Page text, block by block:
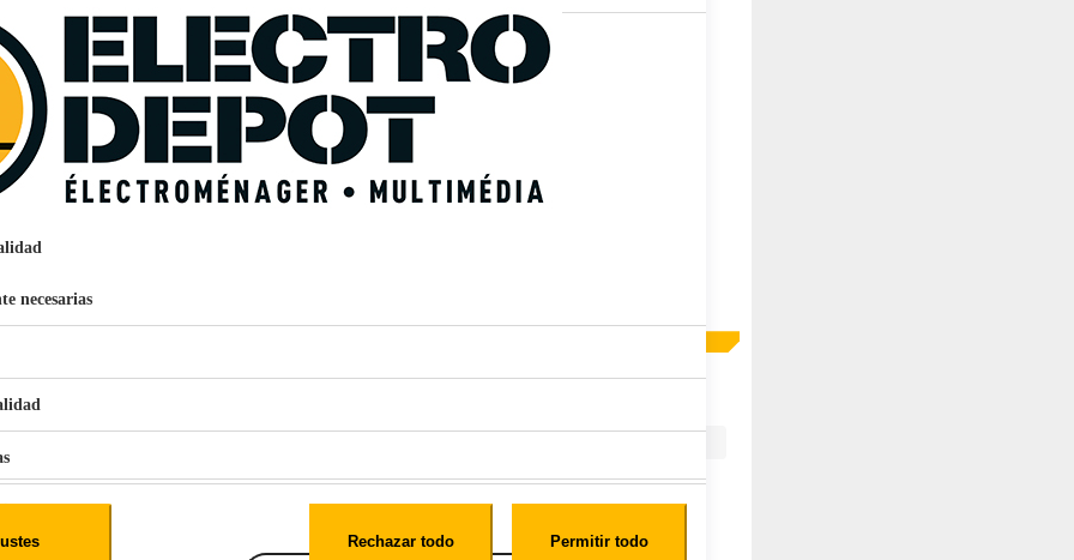
EcoTank EPSON ET-2861
vidrio templado
Iphone Xr
Transparente
100% PRECIOS BAJOS
IPHONE XR/11
AL 10 cm x AN 1 cm x PR 20 cm
0,007kg
58 RUE DE LAMIRAULT ZI DE LAMIRAULT 77090 COLLEGIEN
966510
necesarias
Rechazar todo Permitir todo